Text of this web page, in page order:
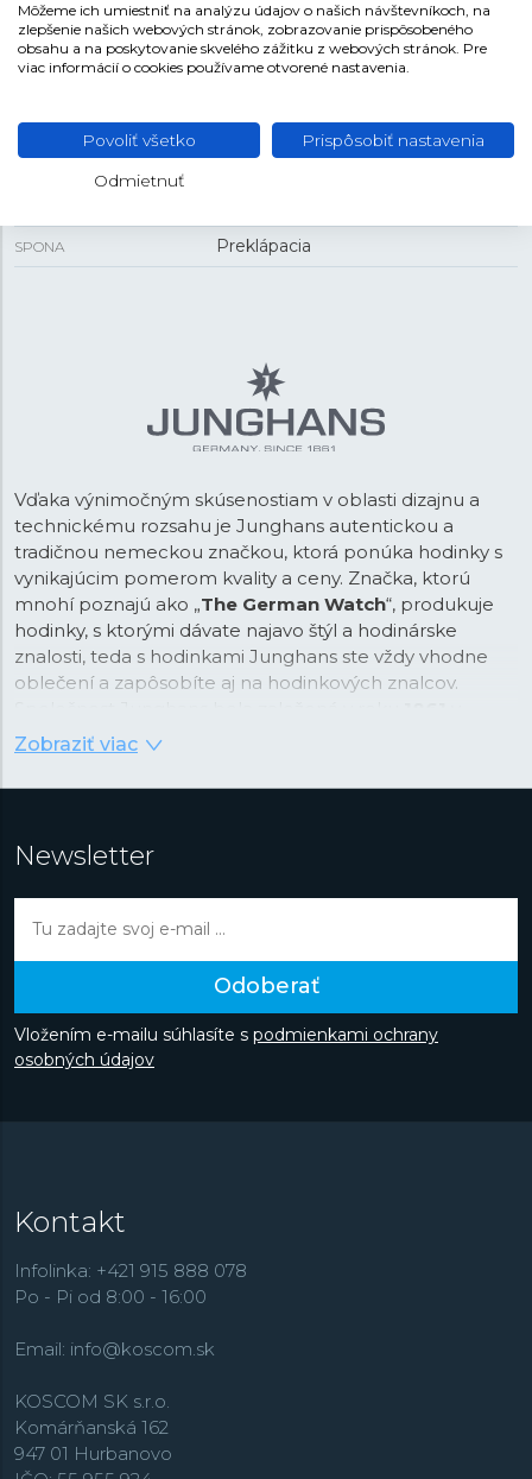
PUZDRO 45,5 mm
Koža
SPONA Preklápacia
Vďaka výnimočným skúsenostiam v oblasti dizajnu a
technickému rozsahu je Junghans autentickou a
tradičnou nemeckou značkou, ktorá ponúka hodinky s
vynikajúcim pomerom kvality a ceny. Značka, ktorú
mnohí poznajú ako „The German Watch“, produkuje
hodinky, s ktorými dávate najavo štýl a hodinárske
znalosti, teda s hodinkami Junghans ste vždy vhodne
oblečení a zapôsobíte aj na hodinkových znalcov.
Schramberku v Čiernom lese a už viac ako 160 rokov je
symbolom precíznosti a dizajnu. V rámci svojej histórie si
na svoj vrub pripísala niekoľko prvenstiev. V roku 1903
chronometrov na svete a v roce 1972 bola značka
hrách v Mníchove a priekopníkom v oblasti merania
času. Dnes je značka s nálepkou „Made in Germany“
podvedomia zákazníkov sa dostala aj vďaka napojeniu
Do dnešného dňa vznikajú hodinky ovplyvnené týmto
smerom a najmä prácou
Zobraziť viac
Newsletter
Odoberať
Vložením e-mailu súhlasíte s podmienkami ochrany
osobných údajov
Kontakt
Infolinka: +421 915 888 078
Po - Pi od 8:00 - 16:00
Email: info@koscom.sk
KOSCOM SK s.r.o.
Komárňanská 162
947 01 Hurbanovo
Môžeme ich umiestniť na analýzu údajov o našich návštevníkoch, na
zlepšenie našich webových stránok, zobrazovanie prispôsobeného
obsahu a na poskytovanie skvelého zážitku z webových stránok. Pre
viac informácií o cookies používame otvorené nastavenia.
Povoliť všetko Prispôsobiť nastavenia
Odmietnuť